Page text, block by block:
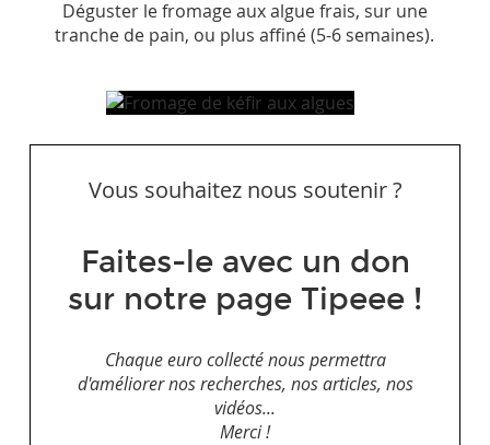
Déguster le fromage aux algue frais, sur une
tranche de pain, ou plus affiné (5-6 semaines).
Vous souhaitez nous soutenir ?
Faites-le avec un don
sur notre page Tipeee !
Chaque euro collecté nous permettra
d'améliorer nos recherches, nos articles, nos
vidéos...
Merci !